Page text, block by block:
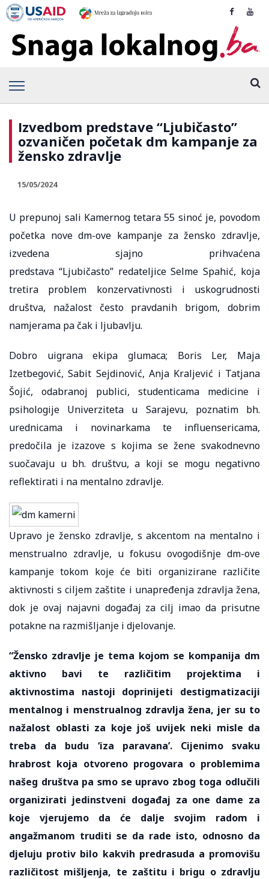
Izvedbom predstave “Ljubičasto”
ozvaničen početak dm kampanje za
žensko zdravlje
15/05/2024
U prepunoj sali Kamernog tetara 55 sinoć je, povodom
početka nove dm-ove kampanje za žensko zdravlje,
izvedena sjajno prihvaćena
predstava “Ljubičasto” redateljice Selme Spahić, koja
tretira problem konzervativnosti i uskogrudnosti
društva, nažalost često pravdanih brigom, dobrim
namjerama pa čak i ljubavlju.
Dobro uigrana ekipa glumaca; Boris Ler, Maja
Izetbegović, Sabit Sejdinović, Anja Kraljević i Tatjana
Šojić, odabranoj publici, studenticama medicine i
psihologije Univerziteta u Sarajevu, poznatim bh.
urednicama i novinarkama te influensericama,
predočila je izazove s kojima se žene svakodnevno
suočavaju u bh. društvu, a koji se mogu negativno
reflektirati i na mentalno zdravlje.
Upravo je žensko zdravlje, s akcentom na mentalno i
menstrualno zdravlje, u fokusu ovogodišnje dm-ove
kampanje tokom koje će biti organizirane različite
aktivnosti s ciljem zaštite i unapređenja zdravlja žena,
dok je ovaj najavni događaj za cilj imao da prisutne
potakne na razmišljanje i djelovanje.
“Žensko zdravlje je tema kojom se kompanija dm
aktivno bavi te različitim projektima i
aktivnostima nastoji doprinijeti destigmatizaciji
mentalnog i menstrualnog zdravlja žena, jer su to
nažalost oblasti za koje još uvijek neki misle da
treba da budu ‘iza paravana’. Cijenimo svaku
hrabrost koja otvoreno progovara o problemima
našeg društva pa smo se upravo zbog toga odlučili
organizirati jedinstveni događaj za one dame za
koje vjerujemo da će dalje svojim radom i
angažmanom truditi se da rade isto, odnosno da
djeluju protiv bilo kakvih predrasuda a promovišu
različitost mišljenja, te zaštitu i brigu o zdravlju